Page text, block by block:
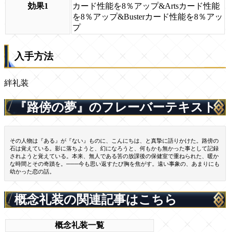
効果1
カード性能を8％アップ&Artsカード性能
を8％アップ&Busterカード性能を8％アッ
プ
入手方法
絆礼装
『路傍の夢』のフレーバーテキスト
その人物は『ある』が『ない』ものに、こんにちは、と真摯に語りかけた。路傍の
石は覚えている。影に落ちようと、幻になろうと、何もかも無かった事として記録
されようと覚えている。本来、無人である筈の放課後の保健室で重ねられた、暖か
な時間とその奇蹟を。───今も思い返すたび胸を焦がす。遠い事象の、あまりにも
幼かった恋の話。
概念礼装の関連記事はこちら
概念礼装一覧